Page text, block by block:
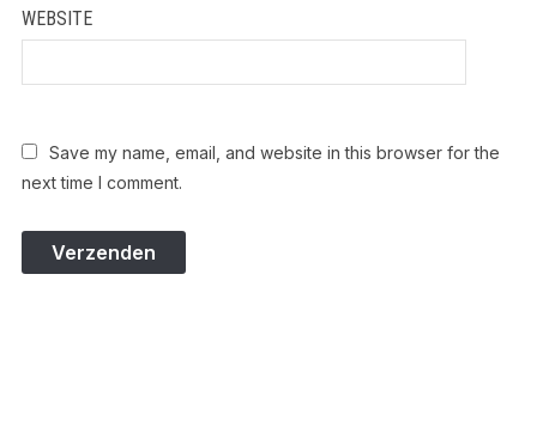
WEBSITE
Save my name, email, and website in this browser for the
next time I comment.